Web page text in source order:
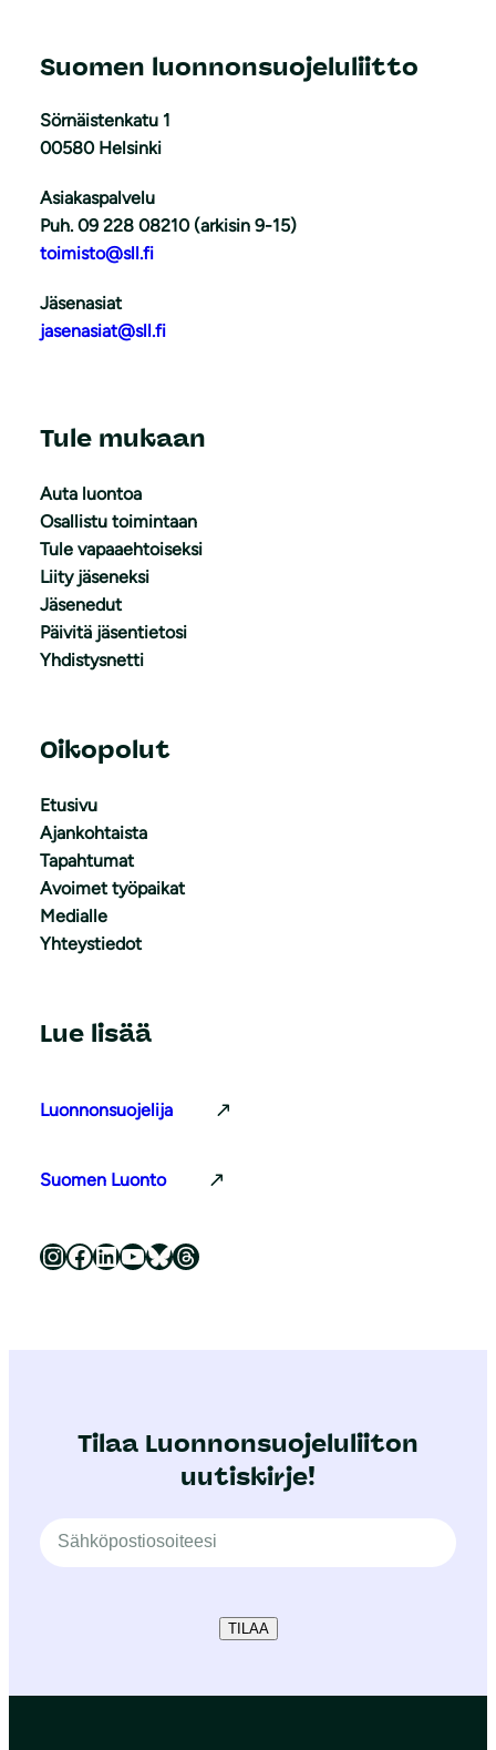
Suomen luonnonsuojeluliitto
Sörnäistenkatu 1
00580 Helsinki
Asiakaspalvelu
Puh. 09 228 08210 (arkisin 9-15)
toimisto@sll.fi
Jäsenasiat
jasenasiat@sll.fi
Tule mukaan
Auta luontoa
Osallistu toimintaan
Tule vapaaehtoiseksi
Liity jäseneksi
Jäsenedut
Päivitä jäsentietosi
Yhdistysnetti
Oikopolut
Etusivu
Ajankohtaista
Tapahtumat
Avoimet työpaikat
Medialle
Yhteystiedot
Lue lisää
Luonnonsuojelija
Suomen Luonto
Luonnonsuojeluliitto Instagramissa Luonnonsuojeluliitto Facebookissa Luonnonsuojeluliitto LinkedInissä Luonnonsuojeluliiton YouTube-kanava Luonnonsuojeluliitto Blueskyssa Luonnonsuojeluliitto Threadsissa
Tilaa Luonnonsuojeluliiton
uutiskirje!
TILAA